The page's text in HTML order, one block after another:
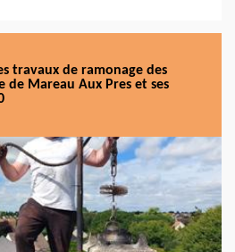
travaux de ramonage des
de Mareau Aux Pres et ses